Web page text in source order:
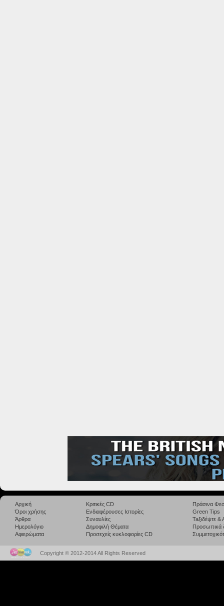
Αρχική
Όροι χρήσης
Άρθρα
Ημερολόγιο
Αφιερώματα
Κριτικές CD
Ενδιαφέρουσες Ιστορίες
Συναυλίες
Δημοφιλή Θέματα
Προσεχείς κυκλοφορίες CD
Πράσινα
Green Tips
Taξιδέψτε
Προσωπικά
Copyright © 2012-2014 All Rights Reserved